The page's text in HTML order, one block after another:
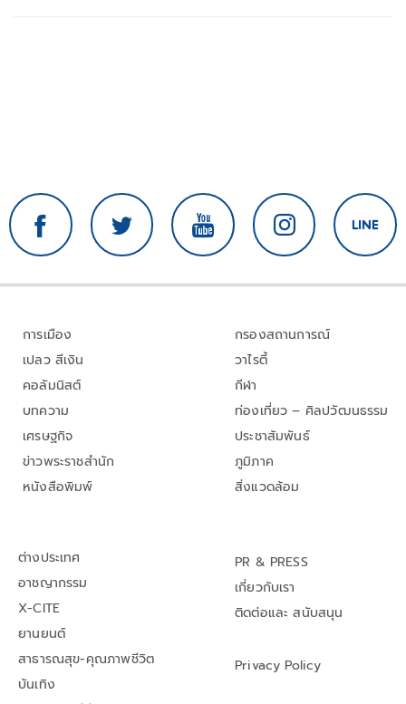
การเมือง
เปลว สีเงิน
คอลัมนิสต์
บทความ
เศรษฐกิจ
ข่าวพระราชสำนัก
หนังสือพิมพ์
กรองสถานการณ์
วาไรตี้
กีฬา
ท่องเที่ยว – ศิลปวัฒนธรรม
ประชาสัมพันธ์
ภูมิภาค
สิ่งแวดล้อม
ต่างประเทศ
อาชญากรรม
X-CITE
ยานยนต์
สาธารณสุข-คุณภาพชีวิต
บันเทิง
PR & PRESS
เกี่ยวกับเรา
ติดต่อและ สนับสนุน
Privacy Policy